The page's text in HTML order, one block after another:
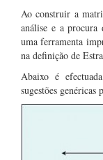
Ao construir a
análise e a procura
uma ferramenta
na definição de
Abaixo é
sugestões genéricas